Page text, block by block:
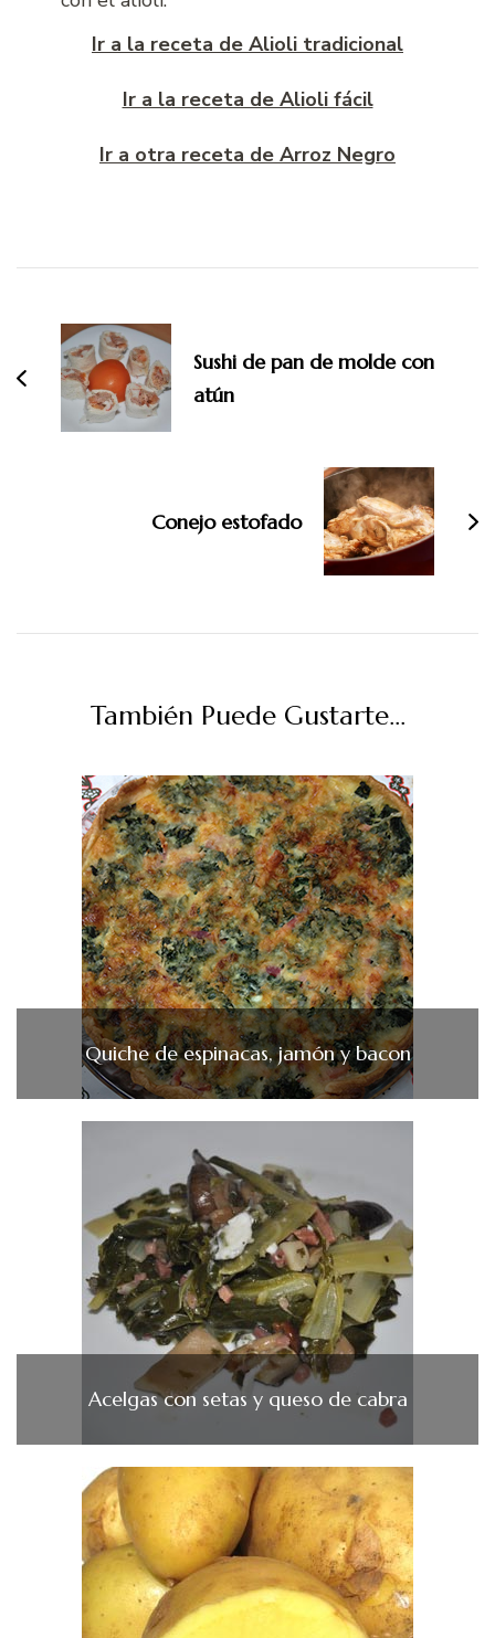
Ir a la receta de Alioli tradicional
Ir a la receta de Alioli fácil
Ir a otra receta de Arroz Negro
entradas
Sushi de pan de molde con
atún
Conejo estofado
También Puede Gustarte...
Quiche de espinacas, jamón y bacon
Acelgas con setas y queso de cabra